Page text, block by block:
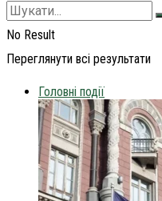
No Result
Переглянути всі результати
Головні події